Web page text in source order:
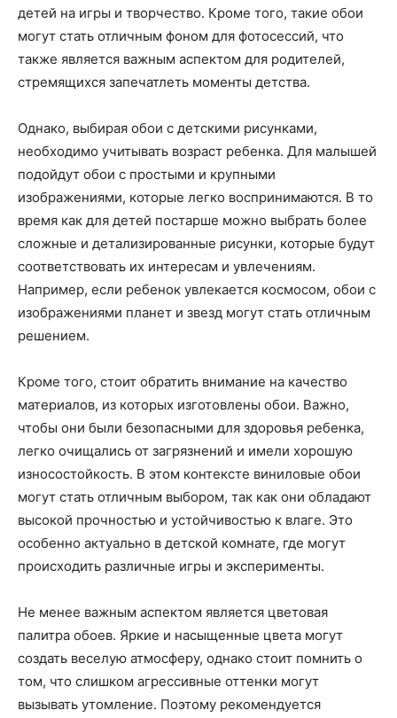
детей на игры и творчество. Кроме того, такие обои
могут стать отличным фоном для фотосессий, что
также является важным аспектом для родителей,
стремящихся запечатлеть моменты детства.
Однако, выбирая обои с детскими рисунками,
необходимо учитывать возраст ребенка. Для малышей
подойдут обои с простыми и крупными
изображениями, которые легко воспринимаются. В то
время как для детей постарше можно выбрать более
сложные и детализированные рисунки, которые будут
соответствовать их интересам и увлечениям.
Например, если ребенок увлекается космосом, обои с
изображениями планет и звезд могут стать отличным
решением.
Кроме того, стоит обратить внимание на качество
материалов, из которых изготовлены обои. Важно,
чтобы они были безопасными для здоровья ребенка,
легко очищались от загрязнений и имели хорошую
износостойкость. В этом контексте виниловые обои
могут стать отличным выбором, так как они обладают
высокой прочностью и устойчивостью к влаге. Это
особенно актуально в детской комнате, где могут
происходить различные игры и эксперименты.
Не менее важным аспектом является цветовая
палитра обоев. Яркие и насыщенные цвета могут
создать веселую атмосферу, однако стоит помнить о
том, что слишком агрессивные оттенки могут
вызывать утомление. Поэтому рекомендуется